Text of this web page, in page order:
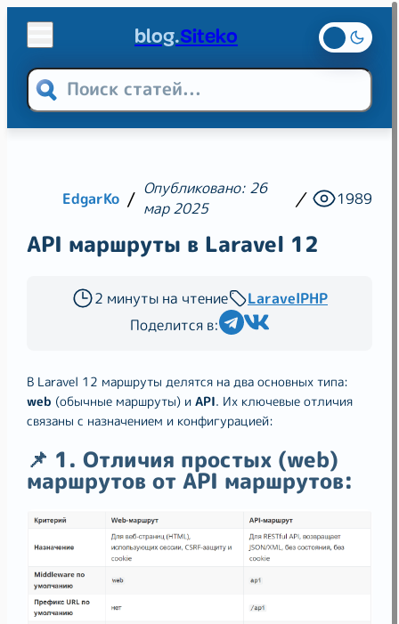
blog.Siteko
Laravel PHP Linux
Web-разработка
Хостинг
EdgarKo
Опубликовано: 26
мар 2025
1989
API маршруты в Laravel 12
2 минуты на чтение LaravelPHP
Поделится в:
В Laravel 12 маршруты делятся на два основных типа:
web (обычные маршруты) иAPI. Их ключевые отличия
связаны с назначением и конфигурацией:
📌 1. Отличия простых (web)
маршрутов от API маршрутов: